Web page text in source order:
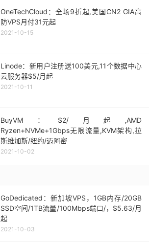
OneTechCloud：全场9折起,美国CN2 GIA高
防VPS月付31元起
2021-10-15
Linode：新用户注册送100美元,11个数据中心
云服务器$5/月起
2021-10-11
BuyVM：$2/月起,AMD
Ryzen+NVMe+1Gbps无限流量,KVM架构,拉
斯维加斯/纽约/迈阿密
2021-10-02
GoDedicated：新加坡VPS，1GB内存/20GB
SSD空间/1TB流量/100Mbps端口/，$5.63/月
起
2021-10-03